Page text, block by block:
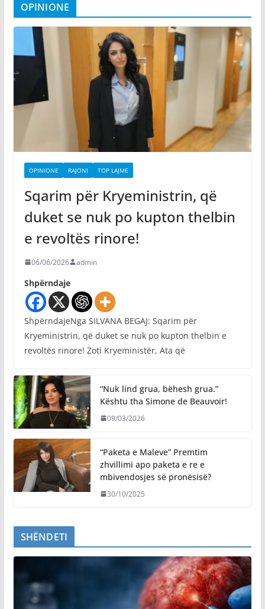
OPINIONE
OPINIONE RAJONI TOP LAJME
Sqarim për Kryeministrin, që
duket se nuk po kupton thelbin
e revoltës rinore!
06/06/2026 admin
Shpërndaje
ShpërndajeNga SILVANA BEGAJ: Sqarim për
Kryeministrin, që duket se nuk po kupton thelbin e
revoltës rinore! Zoti Kryeministër, Ata që
“Nuk lind grua, bëhesh grua.”
Kështu tha Simone de Beauvoir!
09/03/2026
“Paketa e Maleve” Premtim
zhvillimi apo paketa e re e
mbivendosjes së pronësisë?
30/10/2025
SHËNDETI